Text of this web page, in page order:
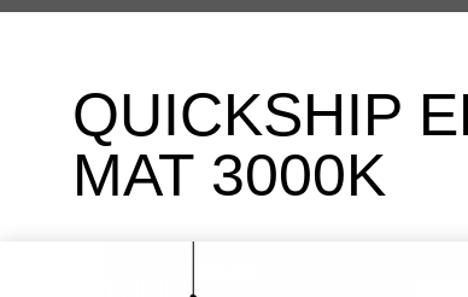
QUICKSHIP
MAT 3000K